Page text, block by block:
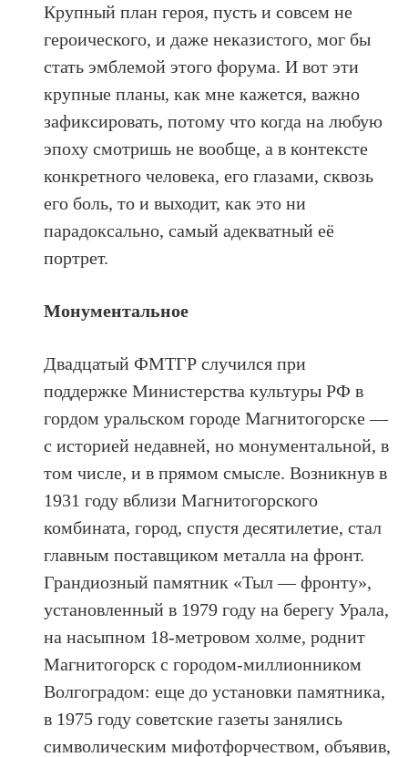
Крупный план героя, пусть и совсем не
героического, и даже неказистого, мог бы
стать эмблемой этого форума. И вот эти
крупные планы, как мне кажется, важно
зафиксировать, потому что когда на любую
эпоху смотришь не вообще, а в контексте
конкретного человека, его глазами, сквозь
его боль, то и выходит, как это ни
парадоксально, самый адекватный её
портрет.
Монументальное
Двадцатый ФМТГР случился при
поддержке Министерства культуры РФ в
гордом уральском городе Магнитогорске —
с историей недавней, но монументальной, в
том числе, и в прямом смысле. Возникнув в
1931 году вблизи Магнитогорского
комбината, город, спустя десятилетие, стал
главным поставщиком металла на фронт.
Грандиозный памятник «Тыл — фронту»,
установленный в 1979 году на берегу Урала,
на насыпном 18-метровом холме, роднит
Магнитогорск с городом-миллионником
Волгоградом: еще до установки памятника,
в 1975 году советские газеты занялись
символическим мифотфорчеством, объявив,